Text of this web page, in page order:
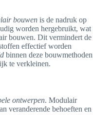
bouwen is de nadruk op
worden hergebruikt, wat
bouwen. Dit vermindert de
effectief worden
binnen deze bouwmethoden
te verkleinen.
ontwerpen. Modulair
veranderende behoeften en